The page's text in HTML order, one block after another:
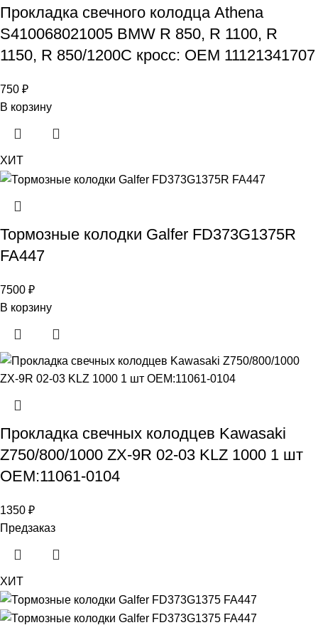
Прокладка свечного колодца Athena
S410068021005 BMW R 850, R 1100, R
1150, R 850/1200C кросс: OEM 11121341707
750 ₽
В корзину
ХИТ
Тормозные колодки Galfer FD373G1375R
FA447
7500 ₽
В корзину
Прокладка свечных колодцев Kawasaki
Z750/800/1000 ZX-9R 02-03 KLZ 1000 1 шт
OEM:11061-0104
1350 ₽
Предзаказ
ХИТ